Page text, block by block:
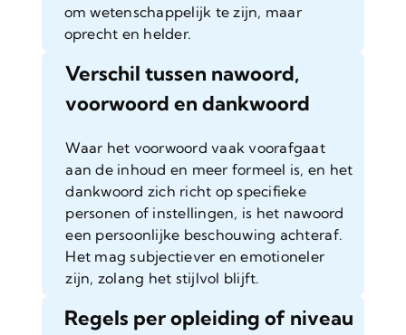
om wetenschappelijk te zijn, maar
oprecht en helder.
Verschil tussen nawoord,
voorwoord en dankwoord
Waar het voorwoord vaak voorafgaat
aan de inhoud en meer formeel is, en het
dankwoord zich richt op specifieke
personen of instellingen, is het nawoord
een persoonlijke beschouwing achteraf.
Het mag subjectiever en emotioneler
zijn, zolang het stijlvol blijft.
Regels per opleiding of niveau